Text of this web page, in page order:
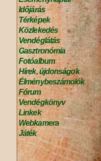
Időjárás
Térképek
Közlekedés
Vendéglátás
Gasztronómia
Fotóalbum
Hírek, újdonságok
Élménybeszámolók
Fórum
Vendégkönyv
Linkek
Webkamera
Játék